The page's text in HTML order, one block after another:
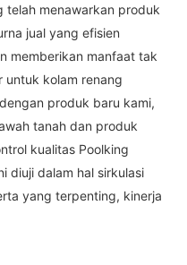
telah menawarkan produk
jual yang efisien
memberikan manfaat tak
untuk kolam renang
produk baru kami,
tanah dan produk
kualitas Poolking
diuji dalam hal sirkulasi
yang terpenting, kinerja